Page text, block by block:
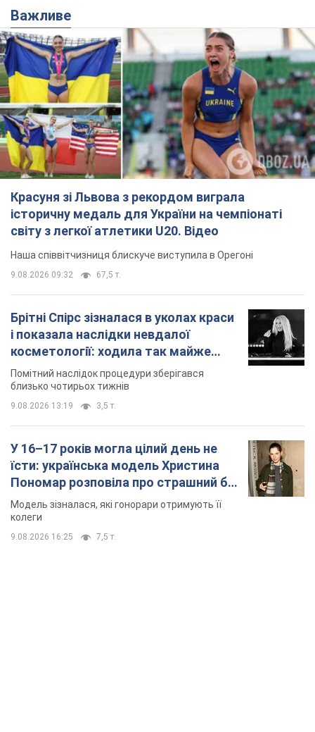
Важливе
Красуня зі Львова з рекордом виграла
історичну медаль для України на чемпіонаті
світу з легкої атлетики U20. Відео
Наша співвітчизниця блискуче виступила в Орегоні
9.08.2026 09:32 67,5 т.
Брітні Спірс зізналася в уколах краси
і показала наслідки невдалої
косметології: ходила так майже
місяць
Помітний наслідок процедури зберігався
близько чотирьох тижнів
9.08.2026 13:19 3,5 т.
У 16–17 років могла цілий день не
їсти: українська модель Христина
Пономар розповіла про страшний бік
модельної кар’єри
Модель зізналася, які гонорари отримують її
колеги
9.08.2026 16:25 7,5 т.